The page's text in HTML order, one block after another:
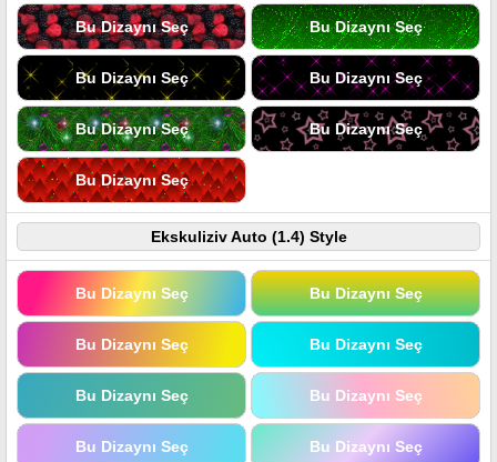
Bu Dizaynı Seç Bu Dizaynı Seç
Bu Dizaynı Seç Bu Dizaynı Seç
Bu Dizaynı Seç Bu Dizaynı Seç
Bu Dizaynı Seç
Ekskuliziv Auto (1.4) Style
Bu Dizaynı Seç Bu Dizaynı Seç
Bu Dizaynı Seç Bu Dizaynı Seç
Bu Dizaynı Seç Bu Dizaynı Seç
Bu Dizaynı Seç Bu Dizaynı Seç